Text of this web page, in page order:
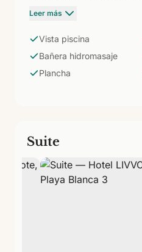
con balcón o terraza y
techo, minibar, caja fuerte,
almohadas. Para parejas
confort.
Leer más
Vista piscina
Bañera hidromasaje
Plancha
Suite